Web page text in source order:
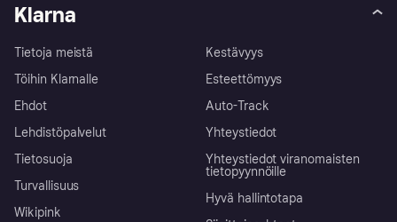
Klarna
Tietoja meistä
Töihin Klarnalle
Ehdot
Lehdistöpalvelut
Tietosuoja
Turvallisuus
Wikipink
Kestävyys
Esteettömyys
Auto-Track
Yhteystiedot
Yhteystiedot viranomaisten
tietopyynnöille
Hyvä hallintotapa